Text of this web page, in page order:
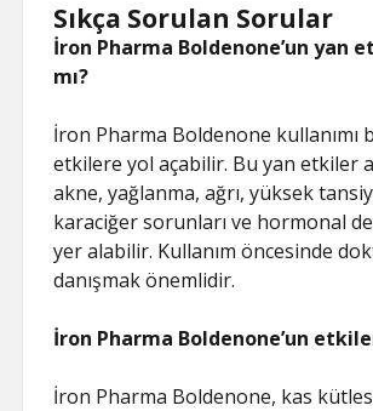
Sıkça Sorulan Sorular
İron Pharma Boldenone’un yan
mı?
İron Pharma Boldenone kullanımı
etkilere yol açabilir. Bu yan etkiler
akne, yağlanma, ağrı, yüksek
karaciğer sorunları ve hormonal
yer alabilir. Kullanım öncesinde
danışmak önemlidir.
İron Pharma Boldenone’un
İron Pharma Boldenone, kas